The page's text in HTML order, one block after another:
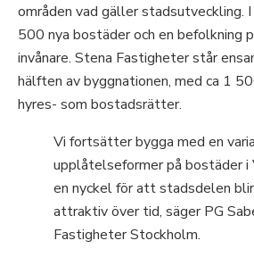
områden vad gäller stadsutveckling.
500 nya bostäder och en befolkning
invånare. Stena Fastigheter står
hälften av byggnationen, med ca 1
hyres- som bostadsrätter.
Vi fortsätter bygga med en
upplåtelseformer på bostäder i
en nyckel för att stadsdelen
attraktiv över tid, säger PG
Fastigheter Stockholm.